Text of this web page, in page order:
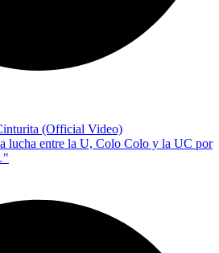
(Official Video)
lucha entre la U, Colo Colo y la UC por